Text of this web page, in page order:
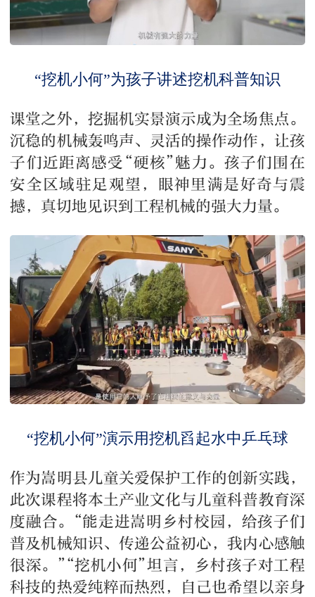
“挖机小何”为孩子讲述挖机科普知识
课堂之外，挖掘机实景演示成为全场焦点。
沉稳的机械轰鸣声、灵活的操作动作，让孩
子们近距离感受“硬核”魅力。孩子们围在
安全区域驻足观望，眼神里满是好奇与震
撼，真切地见识到工程机械的强大力量。
“挖机小何”演示用挖机舀起水中乒乓球
作为嵩明县儿童关爱保护工作的创新实践，
此次课程将本土产业文化与儿童科普教育深
度融合。“能走进嵩明乡村校园，给孩子们
普及机械知识、传递公益初心，我内心感触
很深。”“挖机小何”坦言，乡村孩子对工程
科技的热爱纯粹而热烈，自己也希望以亲身